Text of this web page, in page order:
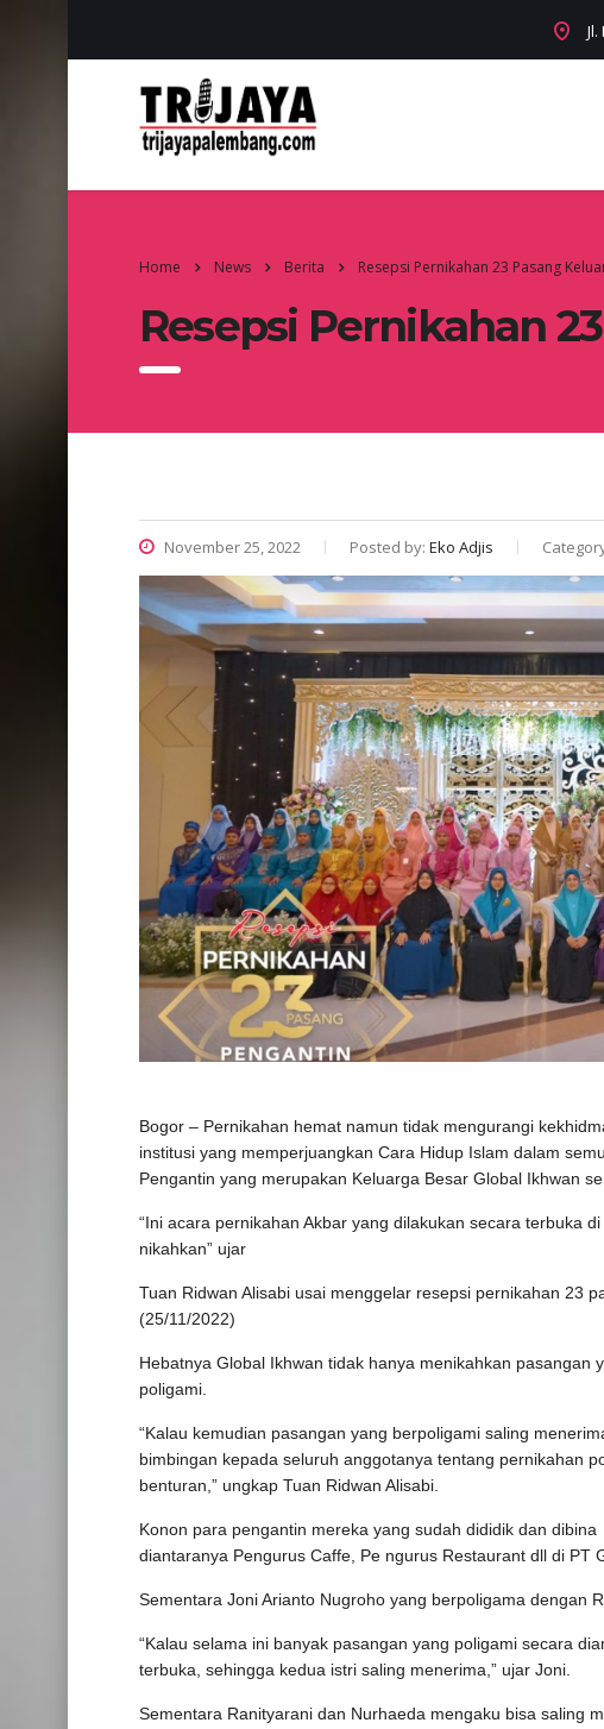
Home News Berita Resepsi Pernikahan 23 Pasang
Resepsi Pernikahan
November 25, 2022 Posted by: Eko Adjis
Bogor – Pernikahan hemat namun tidak mengurangi
institusi yang memperjuangkan Cara Hidup Islam dalam
Pengantin yang merupakan Keluarga Besar Global Ikhwan
“Ini acara pernikahan Akbar yang dilakukan secara terbuka
nikahkan” ujar
Tuan Ridwan Alisabi usai menggelar resepsi pernikahan 23
(25/11/2022)
Hebatnya Global Ikhwan tidak hanya menikahkan
poligami.
“Kalau kemudian pasangan yang berpoligami saling
bimbingan kepada seluruh anggotanya tentang pernikahan
benturan,” ungkap Tuan Ridwan Alisabi.
Konon para pengantin mereka yang sudah dididik dan
diantaranya Pengurus Caffe, Pe ngurus Restaurant dll di PT
Sementara Joni Arianto Nugroho yang berpoligama dengan
“Kalau selama ini banyak pasangan yang poligami secara
terbuka, sehingga kedua istri saling menerima,” ujar Joni.
Sementara Ranityarani dan Nurhaeda mengaku bisa saling